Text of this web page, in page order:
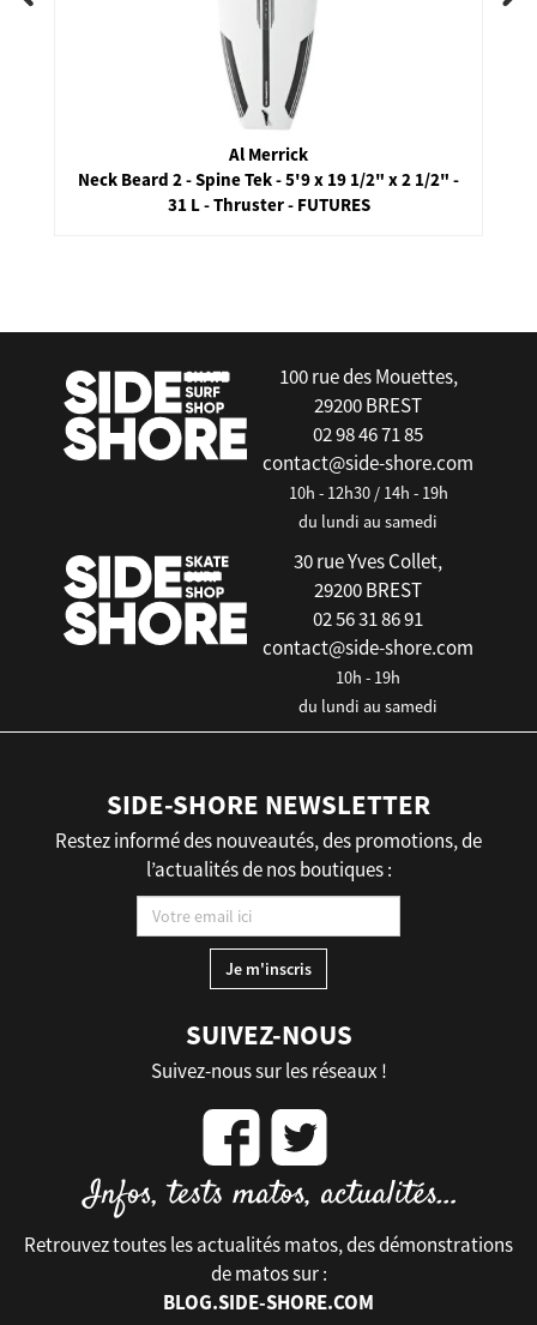
Al Merrick
Neck Beard 2 - Spine Tek - 5'9 x 19 1/2" x 2 1/2" -
31 L - Thruster - FUTURES
100 rue des Mouettes,
29200 BREST
02 98 46 71 85
contact@side-shore.com
10h - 12h30 / 14h - 19h
du lundi au samedi
30 rue Yves Collet,
29200 BREST
02 56 31 86 91
contact@side-shore.com
10h - 19h
du lundi au samedi
SIDE-SHORE NEWSLETTER
Restez informé des nouveautés, des promotions, de
l’actualités de nos boutiques :
SUIVEZ-NOUS
Suivez-nous sur les réseaux !
Retrouvez toutes les actualités matos, des démonstrations
de matos sur :
BLOG.SIDE-SHORE.COM